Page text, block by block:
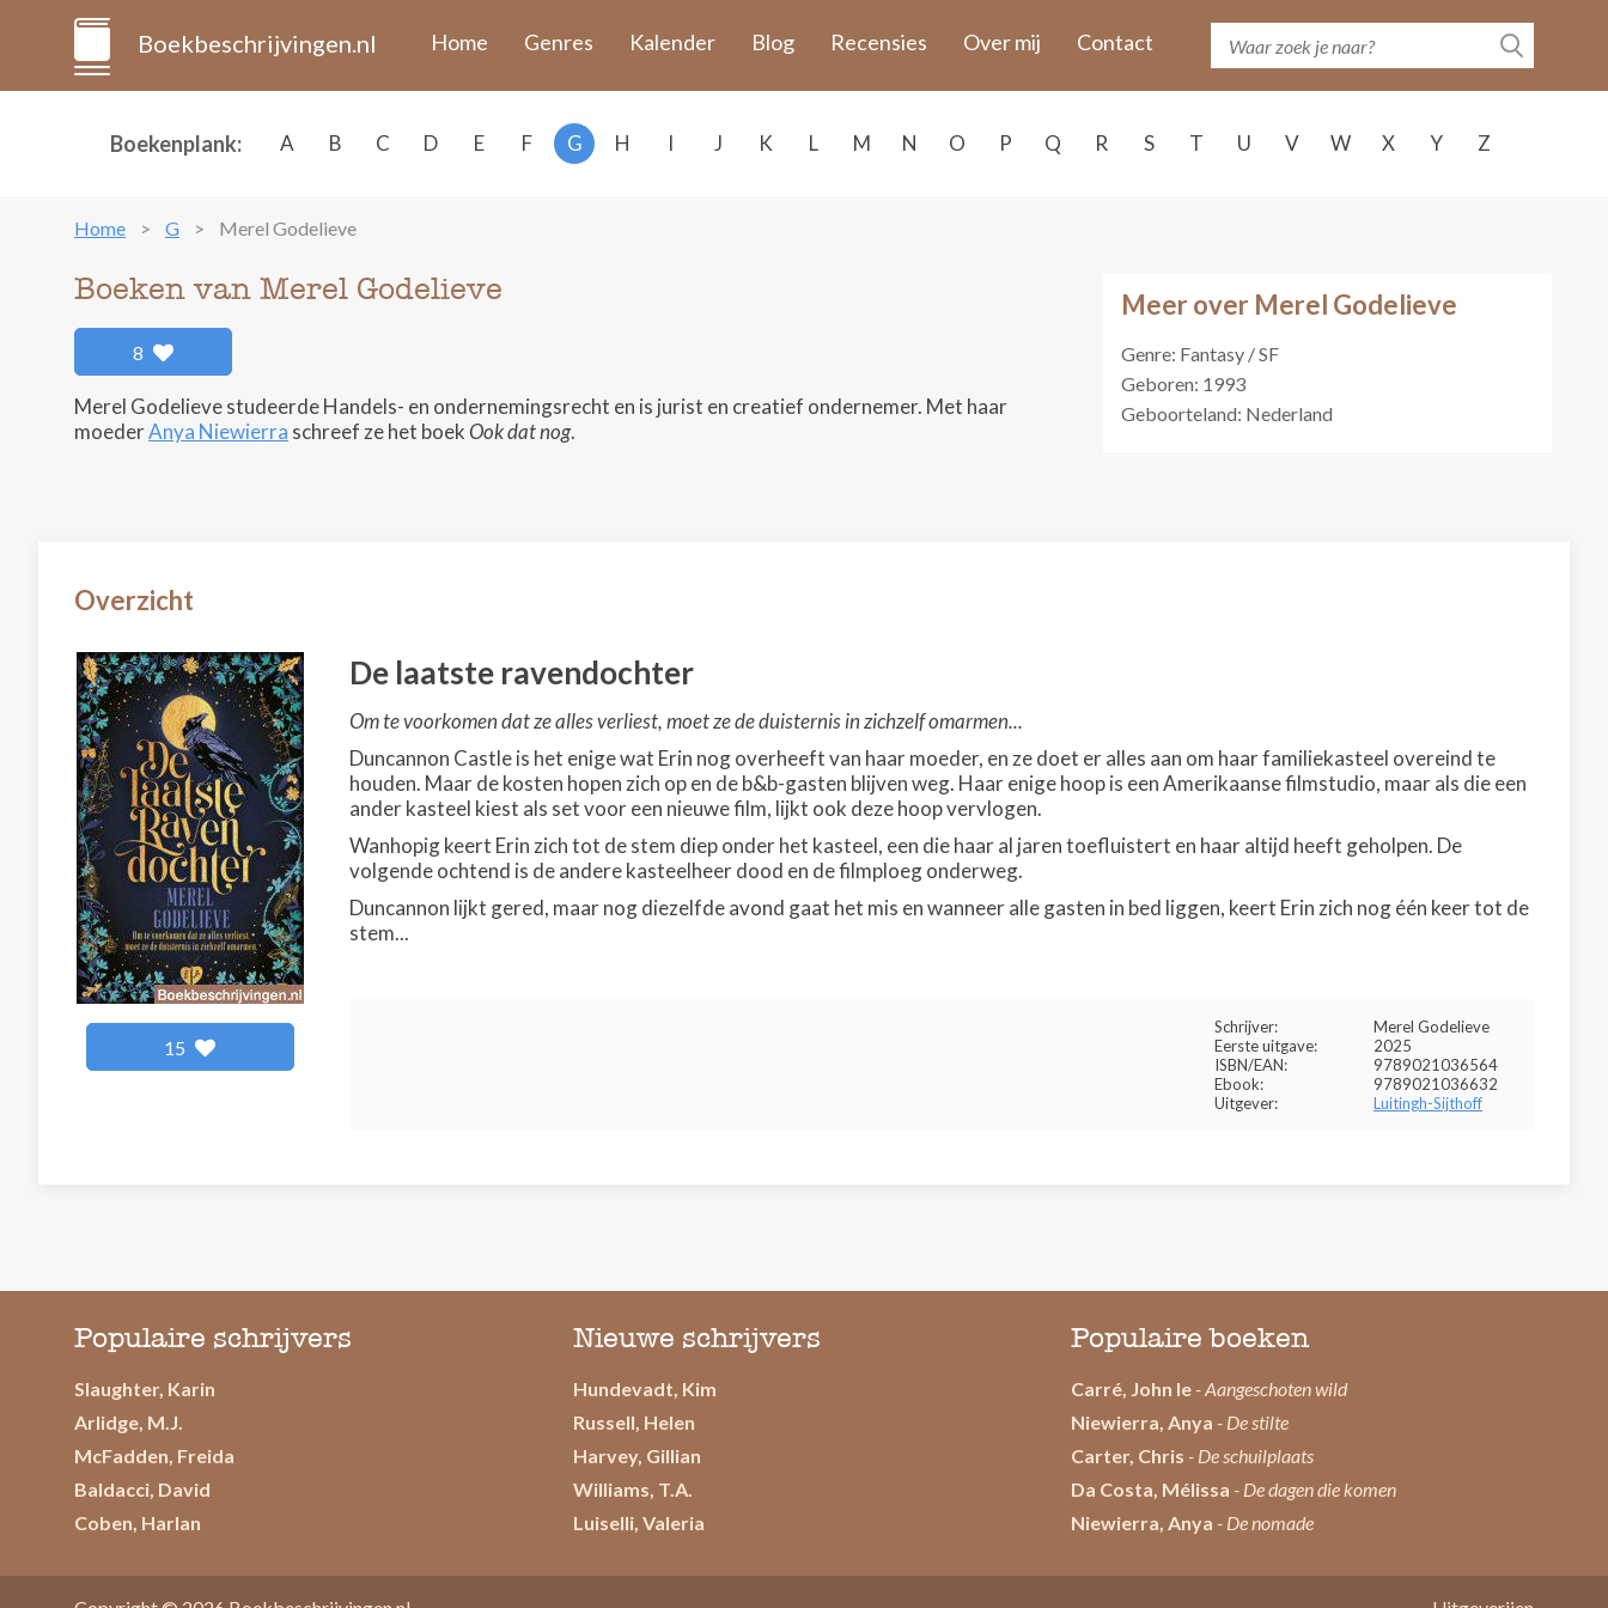
Boekbeschrijvingen.nl Home Genres Kalender Blog Recensies Over mij Contact
Boekenplank: A B C D E F G H I J K L M N O P Q R S T U V W X Y Z
Home G Merel Godelieve
Meer over Merel Godelieve
Genre: Fantasy / SF
Geboren: 1993
Geboorteland: Nederland
Boeken van Merel Godelieve
8
Merel Godelieve studeerde Handels- en ondernemingsrecht en is jurist en creatief ondernemer. Met haar
moederAnya Niewierra schreef ze het boekOok dat nog.
Overzicht
15
De laatste ravendochter
Om te voorkomen dat ze alles verliest, moet ze de duisternis in zichzelf omarmen...
Duncannon Castle is het enige wat Erin nog overheeft van haar moeder, en ze doet er alles aan om haar familiekasteel overeind te
houden. Maar de kosten hopen zich op en de b&b-gasten blijven weg. Haar enige hoop is een Amerikaanse filmstudio, maar als die een
ander kasteel kiest als set voor een nieuwe film, lijkt ook deze hoop vervlogen.
Wanhopig keert Erin zich tot de stem diep onder het kasteel, een die haar al jaren toefluistert en haar altijd heeft geholpen. De
volgende ochtend is de andere kasteelheer dood en de filmploeg onderweg.
Duncannon lijkt gered, maar nog diezelfde avond gaat het mis en wanneer alle gasten in bed liggen, keert Erin zich nog één keer tot de
stem...
Schrijver:
Merel Godelieve
Eerste uitgave:
2025
ISBN/EAN:
9789021036564
Ebook:
9789021036632
Uitgever:
Luitingh-Sijthoff
Populaire schrijvers
Slaughter, Karin
Arlidge, M.J.
McFadden, Freida
Baldacci, David
Coben, Harlan
Nieuwe schrijvers
Hundevadt, Kim
Russell, Helen
Harvey, Gillian
Williams, T.A.
Luiselli, Valeria
Populaire boeken
Carré, John le - Aangeschoten wild
Niewierra, Anya - De stilte
Carter, Chris - De schuilplaats
Da Costa, Mélissa - De dagen die komen
Niewierra, Anya - De nomade